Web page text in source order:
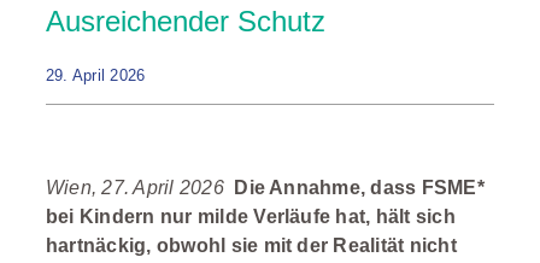
IMPFAUFKLÄRUNG
Ausreichender Schutz
29. April 2026
Wien, 27. April 2026
Die Annahme, dass FSME*
bei Kindern nur milde Verläufe hat, hält sich
hartnäckig, obwohl sie mit der Realität nicht